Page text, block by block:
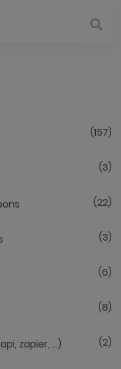
(157)
(3)
(22)
(3)
(6)
(8)
zapier, ...) (2)